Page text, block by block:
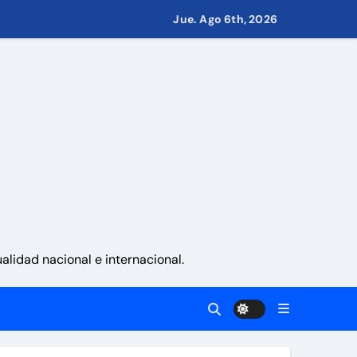
Guaira
6 de agosto 2026
Jue. Ago 6th, 2026
nacional e internacional.